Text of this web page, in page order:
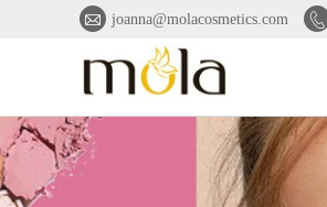
 joanna@molacosmetics.com 